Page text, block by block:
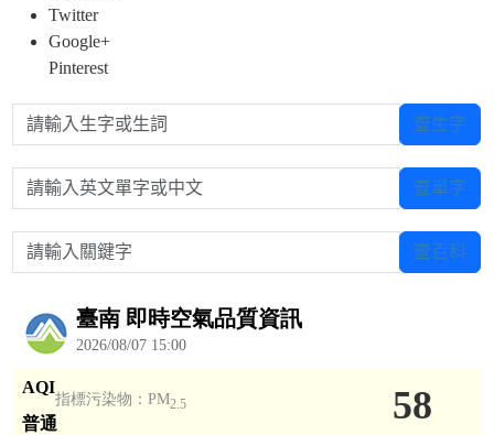
Twitter
Google+
Pinterest
請輸入生字或生詞 查生字
請輸入英文單字或中文 查單字
請輸入關鍵字 查百科